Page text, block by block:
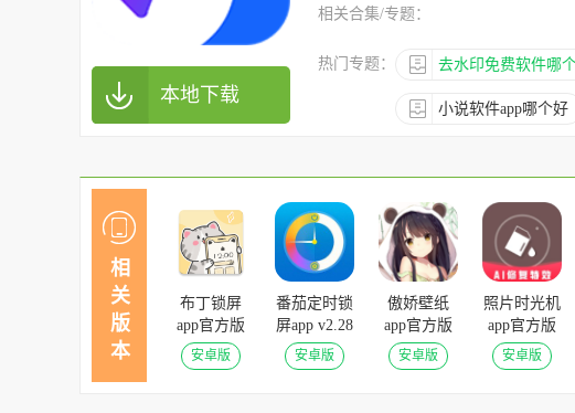
本地下载
相关合集/专题：
热门专题： 去水印免费软件哪
小说软件app哪个好
相
关
版
本
布丁锁屏
app官方版
v3.0.4安卓
版
安卓版
番茄定时锁
屏app v2.28
最新版本
安卓版
傲娇壁纸
app官方版
v6.9安卓版
安卓版
照片时光机
app官方版
v1.0.99安卓
版
安卓版